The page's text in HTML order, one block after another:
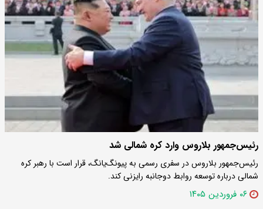
رئیس‌جمهور بلاروس وارد کره شمالی شد
رئیس‌جمهور بلاروس در سفری رسمی به پیونگ‌یانگ، قرار است با رهبر کره
شمالی درباره توسعه روابط دوجانبه رایزنی کند.
۰۶ فروردین ۱۴۰۵